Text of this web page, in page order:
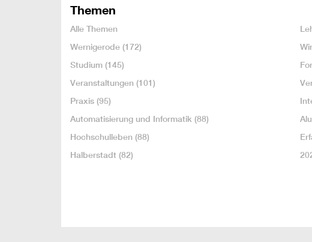
Themen
Alle Themen
Wernigerode (172)
Studium (145)
Veranstaltungen (101)
Praxis (95)
Automatisierung und Informatik (88)
Hochschulleben (88)
Halberstadt (82)